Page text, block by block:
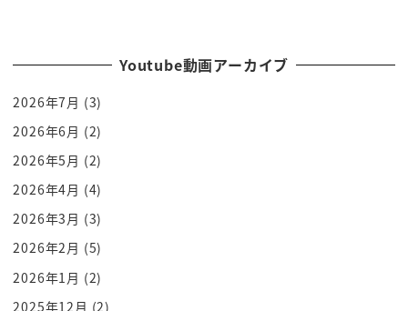
このオールスター五人最長内閣も本の中で
も最強ない家具って呼ばれてます
最長内閣のミッションは2つそれがこの
ころなによる騒動の収束ですよね
それともう一つが経済を考慮させることに
よって国民が信頼を取り戻すという
そういうことなんですね
この一帯ねこのフォーンにです何があるの
か
この本を読んでですね
Youtube動画アーカイブ
2026年7月 (3)
2026年6月 (2)
2026年5月 (2)
2026年4月 (4)
2026年3月 (3)
2026年2月 (5)
2026年1月 (2)
2025年12月 (2)